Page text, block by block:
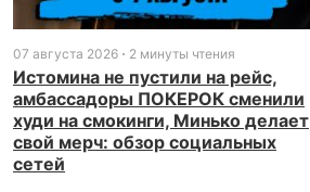
07 августа 2026 2 минуты чтения
Истомина не пустили на рейс,
амбассадоры ПОКЕРОК сменили
худи на смокинги, Минько делает
свой мерч: обзор социальных
сетей